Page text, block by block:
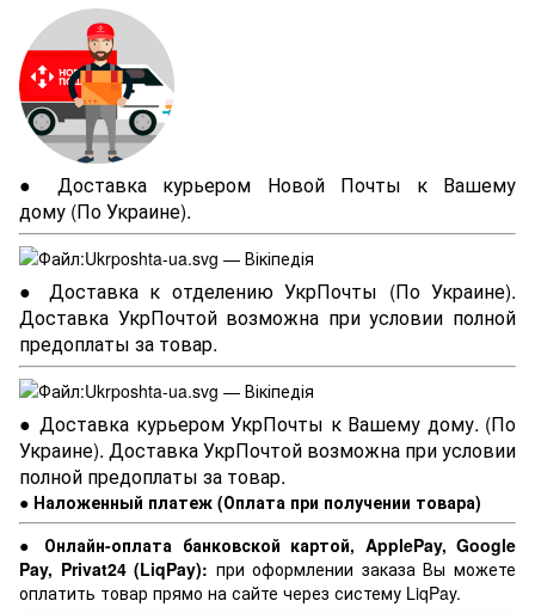
● Доставка курьером Новой Почты к Вашему
дому (По Украине).
● Доставка к отделению УкрПочты (По Украине).
Доставка УкрПочтой возможна при условии полной
предоплаты за товар.
● Доставка курьером УкрПочты к Вашему дому. (По
Украине). Доставка УкрПочтой возможна при условии
полной предоплаты за товар.
● Наложенный платеж (Оплата при получении товара)
● Онлайн-оплата банковской картой, ApplePay, Google
Pay, Privat24 (LiqPay): при оформлении заказа Вы можете
оплатить товар прямо на сайте через систему LiqPay.